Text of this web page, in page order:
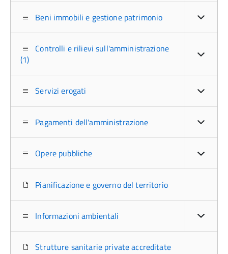
Beni immobili e gestione patrimonio
Controlli e rilievi sull'amministrazione
(1)
Servizi erogati
Pagamenti dell'amministrazione
Opere pubbliche
Pianificazione e governo del territorio
Informazioni ambientali
Strutture sanitarie private accreditate